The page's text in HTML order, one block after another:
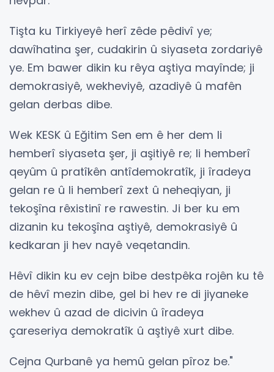
Tişta ku Tirkiyeyê herî zêde pêdivî ye;
dawîhatina şer, cudakirin û siyaseta zordariyê
ye. Em bawer dikin ku rêya aştiya mayînde; ji
demokrasiyê, wekheviyê, azadiyê û mafên
gelan derbas dibe.
Wek KESK û Eğitim Sen em ê her dem li
hemberî siyaseta şer, ji aşitiyê re; li hemberî
qeyûm û pratîkên antîdemokratîk, ji îradeya
gelan re û li hemberî zext û neheqiyan, ji
tekoşîna rêxistinî re rawestin. Ji ber ku em
dizanin ku tekoşîna aştiyê, demokrasiyê û
kedkaran ji hev nayê veqetandin.
Hêvî dikin ku ev cejn bibe destpêka rojên ku tê
de hêvî mezin dibe, gel bi hev re di jiyaneke
wekhev û azad de dicivin û îradeya
çareseriya demokratîk û aştiyê xurt dibe.
Cejna Qurbanê ya hemû gelan pîroz be."